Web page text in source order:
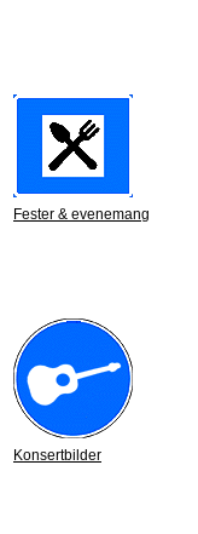
Fester & evenemang
Konsertbilder